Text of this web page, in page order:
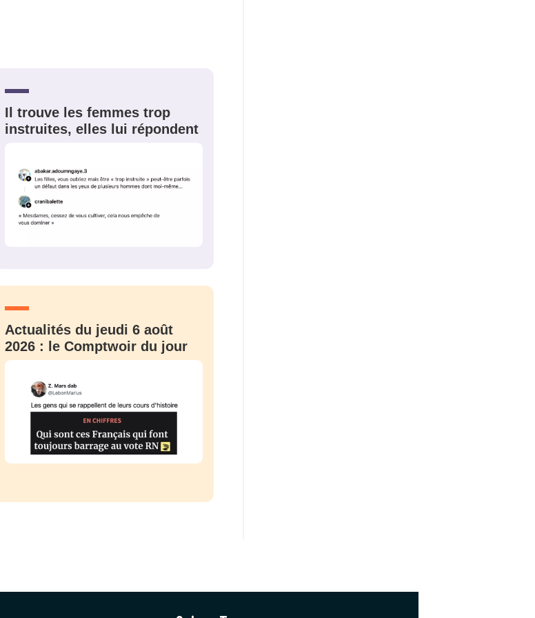
Il trouve les femmes trop
instruites, elles lui répondent
Actualités du jeudi 6 août
2026 : le Comptwoir du jour